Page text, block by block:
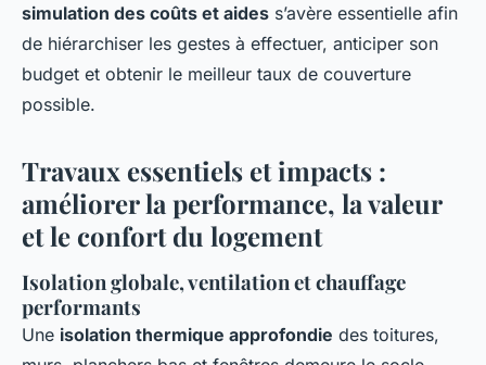
simulation des coûts et aides s’avère essentielle afin
de hiérarchiser les gestes à effectuer, anticiper son
budget et obtenir le meilleur taux de couverture
possible.
Travaux essentiels et impacts :
améliorer la performance, la valeur
et le confort du logement
Isolation globale, ventilation et chauffage
performants
Une isolation thermique approfondie des toitures,